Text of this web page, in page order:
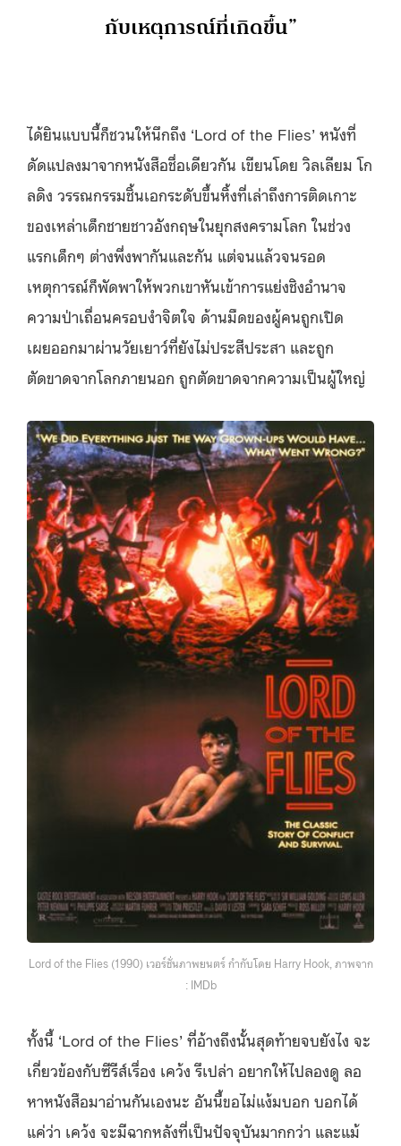
กับเหตุการณ์ที่เกิดขึ้น”
ได้ยินแบบนี้ก็ชวนให้นึกถึง ‘Lord of the Flies’ หนังที่
ดัดแปลงมาจากหนังสือชื่อเดียวกัน เขียนโดย วิลเลียม โก
ลดิง วรรณกรรมชิ้นเอกระดับขึ้นหิ้งที่เล่าถึงการติดเกาะ
ของเหล่าเด็กชายชาวอังกฤษในยุกสงครามโลก ในช่วง
แรกเด็กๆ ต่างพึ่งพากันและกัน แต่จนแล้วจนรอด
เหตุการณ์ก็พัดพาให้พวกเขาหันเข้าการแย่งชิงอำนาจ
ความป่าเถื่อนครอบงำจิตใจ ด้านมืดของผู้คนถูกเปิด
เผยออกมาผ่านวัยเยาว์ที่ยังไม่ประสีประสา และถูก
ตัดขาดจากโลกภายนอก ถูกตัดขาดจากความเป็นผู้ใหญ่
Lord of the Flies (1990) เวอร์ชั่นภาพยนตร์ กำกับโดย Harry Hook, ภาพจาก
: IMDb
ทั้งนี้ ‘Lord of the Flies’ ที่อ้างถึงนั้นสุดท้ายจบยังไง จะ
เกี่ยวข้องกับซีรีส์เรื่อง เคว้ง รึเปล่า อยากให้ไปลองดู ลอ
หาหนังสือมาอ่านกันเองนะ อันนี้ขอไม่แง้มบอก บอกได้
แค่ว่า เคว้ง จะมีฉากหลังที่เป็นปัจจุบันมากกว่า และแม้